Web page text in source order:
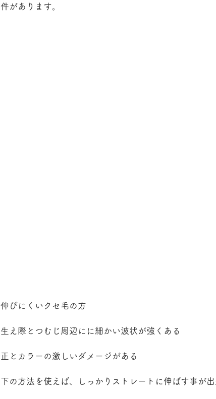
があります。
びにくいクセ毛の方
え際とつむじ周辺にに細かい波状が強くある
とカラーの激しいダメージがある
の方法を使えば、しっかりストレートに伸ばす事が